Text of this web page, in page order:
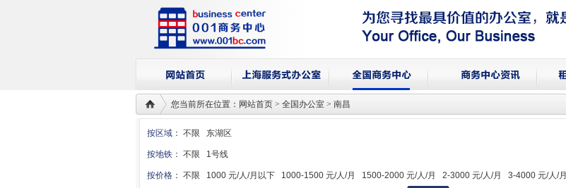
您当前所在位置：网站首页 > 全国办公室 > 南昌
按区域： 不限 东湖区
按地铁： 不限 1号线
按价格： 不限 1000 元/人/月以下 1000-1500 元/人/月 1500-2000 元/人/月 2-3000 元/人/月 3-4000 元/人/月